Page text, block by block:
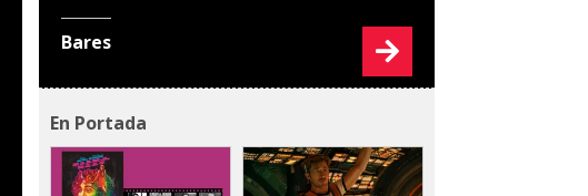
Bares
En Portada